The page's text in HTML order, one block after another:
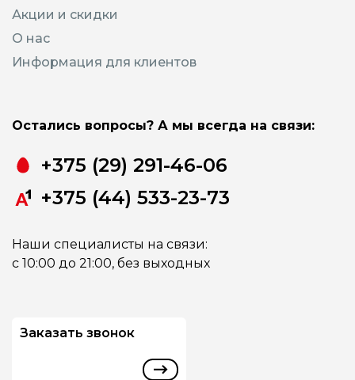
Акции и скидки
О нас
Информация для клиентов
Остались вопросы? А мы всегда на связи:
+375 (29) 291-46-06
+375 (44) 533-23-73
Наши специалисты на связи:
с 10:00 до 21:00, без выходных
Заказать звонок